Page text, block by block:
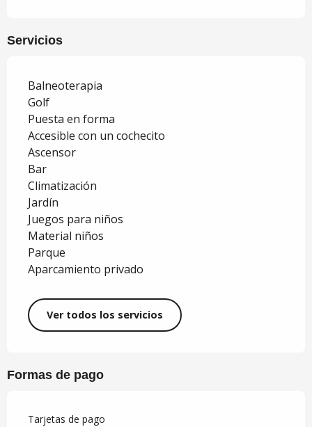
Servicios
Balneoterapia
Golf
Puesta en forma
Accesible con un cochecito
Ascensor
Bar
Climatización
Jardín
Juegos para niños
Material niños
Parque
Aparcamiento privado
Ver todos los servicios
Formas de pago
Tarjetas de pago